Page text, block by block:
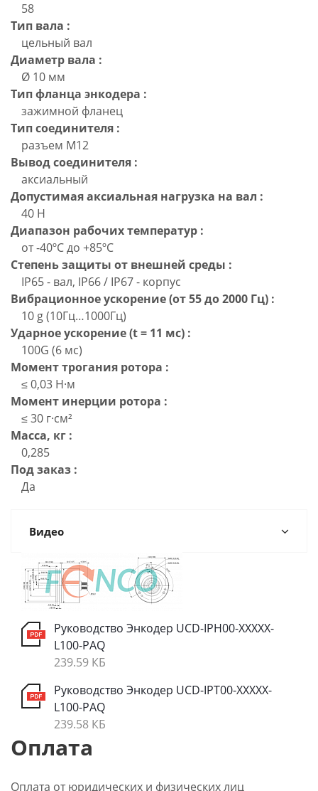
58
Тип вала :
цельный вал
Диаметр вала :
Ø 10 мм
Тип фланца энкодера :
зажимной фланец
Тип соединителя :
разъем M12
Вывод соединителя :
аксиальный
Допустимая аксиальная нагрузка на вал :
40 Н
Диапазон рабочих температур :
от -40ºC до +85ºC
Степень защиты от внешней среды :
IP65 - вал, IP66 / IP67 - корпус
Вибрационное ускорение (от 55 до 2000 Гц) :
10 g (10Гц…1000Гц)
Ударное ускорение (t = 11 мс) :
100G (6 мс)
Момент трогания ротора :
≤ 0,03 Н·м
Момент инерции ротора :
≤ 30 г·см²
Масса, кг :
0,285
Под заказ :
Да
Видео
Руководство Энкодер UCD-IPH00-XXXXX-
L100-PAQ
239.59 КБ
Руководство Энкодер UCD-IPT00-XXXXX-
L100-PAQ
239.58 КБ
Оплата
Оплата от юридических и физических лиц